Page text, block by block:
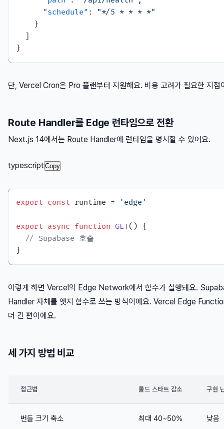
"schedule" :
"*/5 * * * *"
}
}
단, Vercel Cron은 Pro 플랜부터 지원해요. 비용 고려가 필요한 지점
Route Handler를 Edge 런타임으로 전환
Next.js 14에서는 Route Handler에 런타임을 명시할 수 있어요.
typescriptCopy
export const runtime = 'edge'
export async function GET( ) {
// Supabase 호출
이렇게 하면 Vercel의 Edge Network에서 함수가 실행돼요.
Handler 자체를 엣지 함수로 쓰는 방식이에요. Vercel Edge
더 긴 편이에요.
세 가지 방법 비교
접근법 콜드 스타트 감소 구현
번들 크기 축소 최대 40~50% 낮음